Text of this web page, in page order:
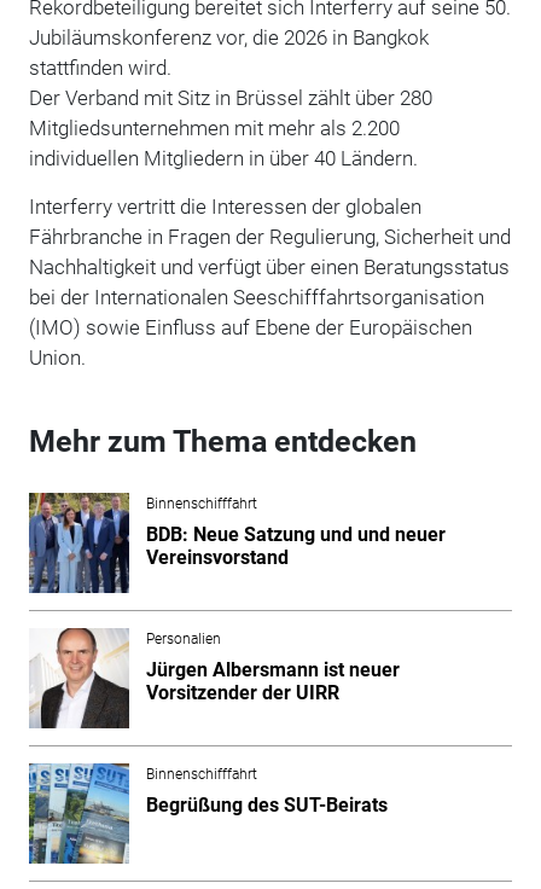
Rekordbeteiligung bereitet sich Interferry auf seine 50.
Jubiläumskonferenz vor, die 2026 in Bangkok
stattfinden wird.
Der Verband mit Sitz in Brüssel zählt über 280
Mitgliedsunternehmen mit mehr als 2.200
individuellen Mitgliedern in über 40 Ländern.
Interferry vertritt die Interessen der globalen
Fährbranche in Fragen der Regulierung, Sicherheit und
Nachhaltigkeit und verfügt über einen Beratungsstatus
bei der Internationalen Seeschifffahrtsorganisation
(IMO) sowie Einfluss auf Ebene der Europäischen
Union.
Mehr zum Thema entdecken
Binnenschifffahrt
BDB: Neue Satzung und und neuer
Vereinsvorstand
Personalien
Jürgen Albersmann ist neuer
Vorsitzender der UIRR
Binnenschifffahrt
Begrüßung des SUT-Beirats